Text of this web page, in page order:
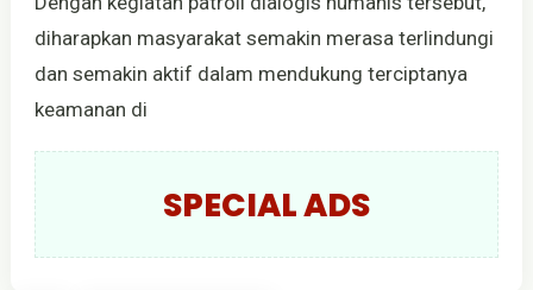
diharapkan masyarakat semakin merasa terlindungi
dan semakin aktif dalam mendukung terciptanya
keamanan di
SPECIAL ADS